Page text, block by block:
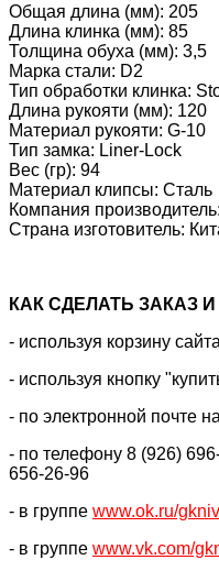
Общая длина (мм): 205
Длина клинка (мм): 85
Толщина обуха (мм): 3,5
Марка стали: D2
Тип обработки клинка:
Длина рукояти (мм): 120
Материал рукояти: G-10
Тип замка: Liner-Lock
Вес (гр): 94
Материал клипсы: Сталь
Компания
Страна изготовитель:
КАК CДЕЛАТЬ ЗАКАЗ
- используя корзину сайта
- используя кнопку
- по электронной почте
- по телефону 8 (926)
656-26-96
- в группе www.ok.ru/
- в группе www.vk.com/